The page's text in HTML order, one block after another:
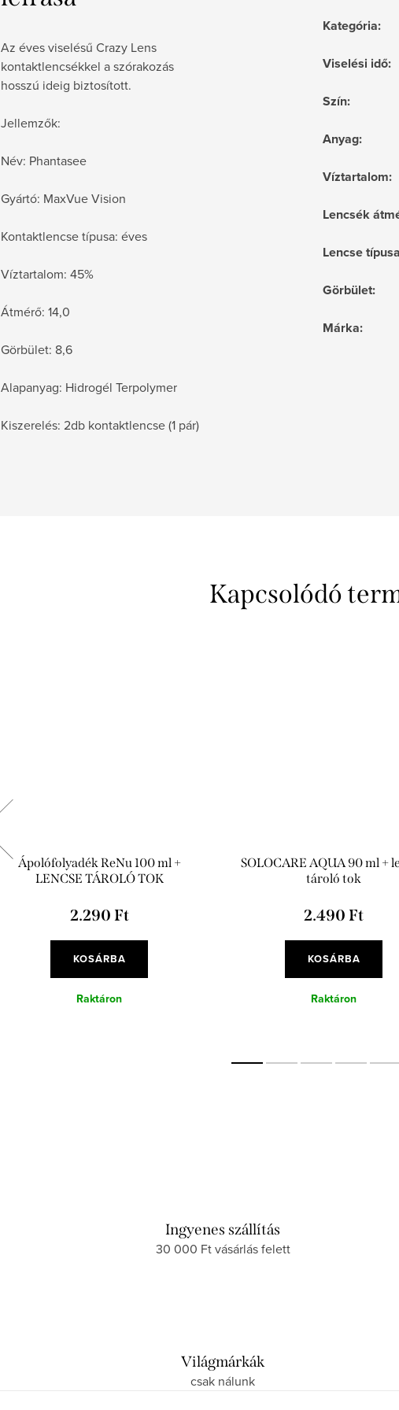
Az éves viselésű Crazy Lens
kontaktlencsékkel a szórakozás
hosszú ideig biztosított.
Jellemzők:
Név: Phantasee
Gyártó: MaxVue Vision
Kontaktlencse típusa: éves
Víztartalom: 45%
Átmérő: 14,0
Görbület: 8,6
Alapanyag: Hidrogél Terpolymer
Kiszerelés: 2db kontaktlencse (1 pár)
Kategória:
Viselési idő:
Szín:
Anyag:
Víztartalom:
Lencsék
Lencse típusa
Görbület:
Márka:
Kapcsolódó
Ápolófolyadék ReNu 100 ml +
LENCSE TÁROLÓ TOK
2.290 Ft
KOSÁRBA
Raktáron
SOLOCARE AQUA 90 ml +
tároló tok
2.490 Ft
KOSÁRBA
Raktáron
Ingyenes szállítás
30 000 Ft vásárlás felett
Világmárkák
csak nálunk